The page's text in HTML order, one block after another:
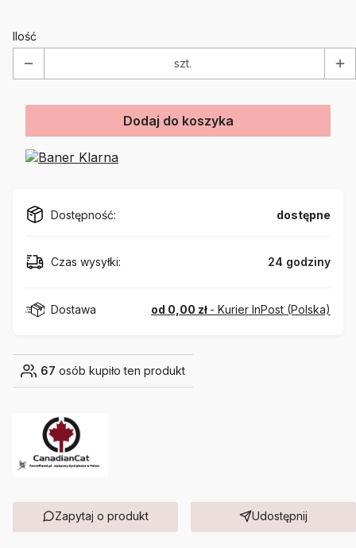
Ilość
szt.
Dodaj do koszyka
Dostępność: dostępne
Czas wysyłki: 24 godziny
Dostawa od 0,00 zł - Kurier InPost (Polska)
67 osób kupiło ten produkt
Zapytaj o produkt Udostępnij